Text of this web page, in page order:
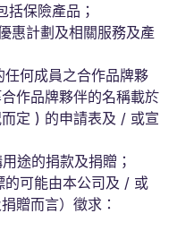
保險產品；
惠計劃及相關服務及產
何成員之合作品牌夥
作品牌夥伴的名稱載於
定 ) 的申請表及 / 或宣
途的捐款及捐贈；
可能由本公司及 / 或
贈而言）徵求：